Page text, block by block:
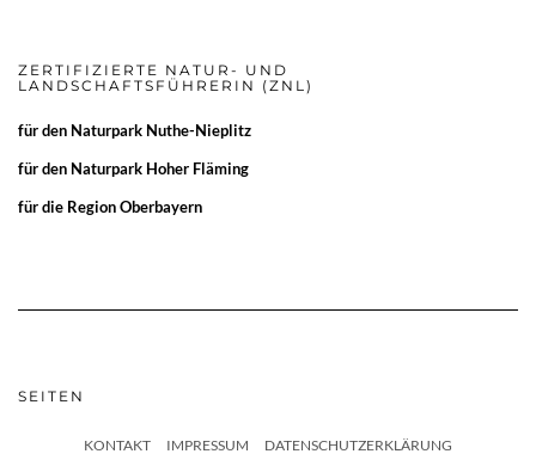
ZERTIFIZIERTE NATUR- UND
LANDSCHAFTSFÜHRERIN (ZNL)
für den Naturpark Nuthe-Nieplitz
für den Naturpark Hoher Fläming
für die Region Oberbayern
SEITEN
KONTAKT IMPRESSUM DATENSCHUTZERKLÄRUNG